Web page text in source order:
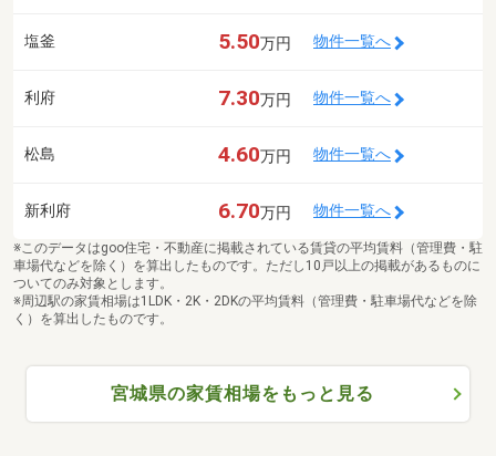
塩釜 5.50万円 物件一覧へ
利府 7.30万円 物件一覧へ
松島 4.60万円 物件一覧へ
新利府 6.70万円 物件一覧へ
※このデータはgoo住宅・不動産に掲載されている賃貸の平均賃料（管理費・駐
車場代などを除く）を算出したものです。ただし10戸以上の掲載があるものに
ついてのみ対象とします。
※周辺駅の家賃相場は1LDK・2K・2DKの平均賃料（管理費・駐車場代などを除
く）を算出したものです。
宮城県の家賃相場をもっと見る